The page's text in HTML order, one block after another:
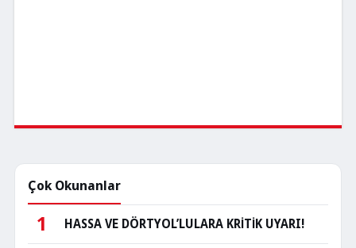
Çok Okunanlar
1 HASSA VE DÖRTYOL’LULARA KRİTİK UYARI!